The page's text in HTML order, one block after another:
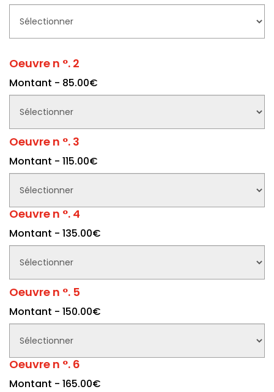
Oeuvre n °. 2
Montant - 85.00€
Oeuvre n °. 3
Montant - 115.00€
Oeuvre n °. 4
Montant - 135.00€
Oeuvre n °. 5
Montant - 150.00€
Oeuvre n °. 6
Montant - 165.00€